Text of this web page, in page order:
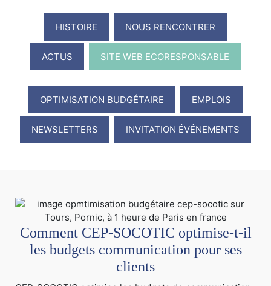
HISTOIRE NOUS RENCONTRER
ACTUS SITE WEB ECORESPONSABLE
OPTIMISATION BUDGÉTAIRE EMPLOIS
NEWSLETTERS INVITATION ÉVÉNEMENTS
Comment CEP-SOCOTIC optimise-t-il
les budgets communication pour ses
clients